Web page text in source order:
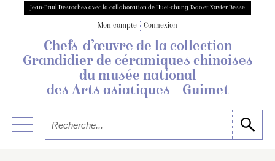
Jean-Paul Desroches avec la collaboration de Huei-chung Tsao et Xavier Besse
Mon compte Connexion
Chefs-d’œuvre de la collection
Grandidierde céramiques chinoises
du musée national
des Arts asiatiques – Guimet